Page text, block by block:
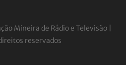
Mineira de Rádio e Televisão |
reservados